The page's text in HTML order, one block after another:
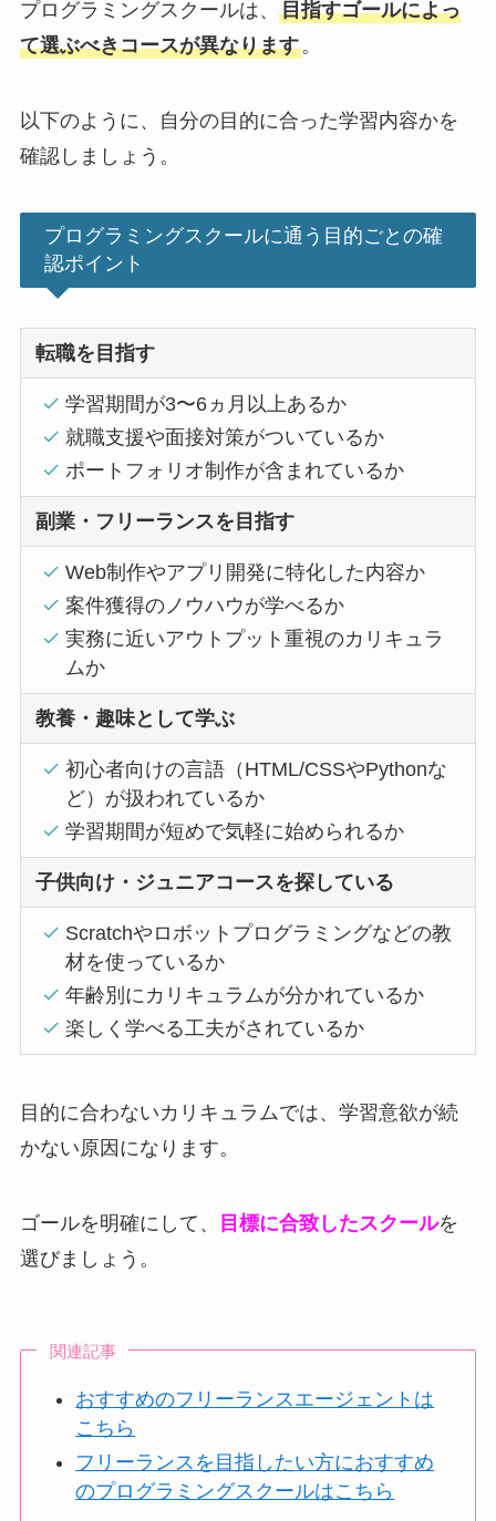
プログラミングスクールは、 目指すゴールによっ
て選ぶべきコースが異なります。
以下のように、自分の目的に合った学習内容かを
確認しましょう。
プログラミングスクールに通う目的ごとの確
認ポイント
転職を目指す
学習期間が3〜6ヵ月以上あるか
就職支援や面接対策がついているか
ポートフォリオ制作が含まれているか
副業・フリーランスを目指す
Web制作やアプリ開発に特化した内容か
案件獲得のノウハウが学べるか
実務に近いアウトプット重視のカリキュラ
ムか
教養・趣味として学ぶ
初心者向けの言語（HTML/CSSやPythonな
ど）が扱われているか
学習期間が短めで気軽に始められるか
子供向け・ジュニアコースを探している
Scratchやロボットプログラミングなどの教
材を使っているか
年齢別にカリキュラムが分かれているか
楽しく学べる工夫がされているか
目的に合わないカリキュラムでは、学習意欲が続
かない原因になります。
ゴールを明確にして、 目標に合致したスクールを
選びましょう。
関連記事
おすすめのフリーランスエージェントは
こちら
フリーランスを目指したい方におすすめ
のプログラミングスクールはこちら